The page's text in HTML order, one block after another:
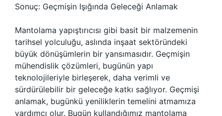
Sonuç: Geçmişin Işığında Geleceği Anlamak
Mantolama yapıştırıcısı gibi basit bir malzemenin
tarihsel yolculuğu, aslında inşaat sektöründeki
büyük dönüşümlerin bir yansımasıdır. Geçmişin
mühendislik çözümleri, bugünün yapı
teknolojileriyle birleşerek, daha verimli ve
sürdürülebilir bir geleceğe katkı sağlıyor. Geçmişi
anlamak, bugünkü yeniliklerin temelini atmamıza
yardımcı olur. Bugün kullandığımız mantolama